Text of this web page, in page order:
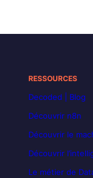
RESSOURCES
Decoded | Blog
Découvrir n8n
Découvrir le
Découvrir
Le métier de